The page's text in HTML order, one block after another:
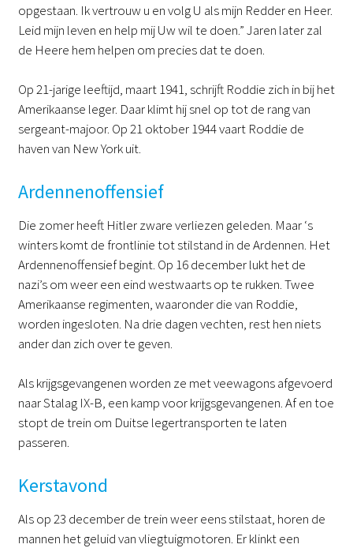
opgestaan. Ik vertrouw u en volg U als mijn Redder en Heer.
Leid mijn leven en help mij Uw wil te doen.” Jaren later zal
de Heere hem helpen om precies dat te doen.
Op 21-jarige leeftijd, maart 1941, schrijft Roddie zich in bij het
Amerikaanse leger. Daar klimt hij snel op tot de rang van
sergeant-majoor. Op 21 oktober 1944 vaart Roddie de
haven van New York uit.
Ardennenoffensief
Die zomer heeft Hitler zware verliezen geleden. Maar ‘s
winters komt de frontlinie tot stilstand in de Ardennen. Het
Ardennenoffensief begint. Op 16 december lukt het de
nazi’s om weer een eind westwaarts op te rukken. Twee
Amerikaanse regimenten, waaronder die van Roddie,
worden ingesloten. Na drie dagen vechten, rest hen niets
ander dan zich over te geven.
Als krijgsgevangenen worden ze met veewagons afgevoerd
naar Stalag IX-B, een kamp voor krijgsgevangenen. Af en toe
stopt de trein om Duitse legertransporten te laten
passeren.
Kerstavond
Als op 23 december de trein weer eens stilstaat, horen de
mannen het geluid van vliegtuigmotoren. Er klinkt een